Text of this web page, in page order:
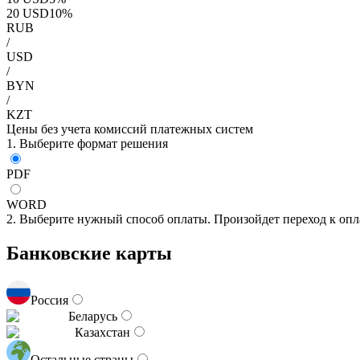
20 USD10%
RUB
/
USD
/
BYN
/
KZT
Цены без учета комиссий платежных систем
1. Выберите формат решения
PDF
WORD
2. Выберите нужный способ оплаты. Произойдет переход к
Банковские карты
Россия
Беларусь
Казахстан